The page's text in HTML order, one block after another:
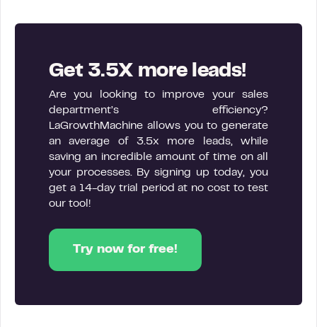
Get 3.5X more leads!
Are you looking to improve your sales
department’s efficiency?
LaGrowthMachine allows you to generate
an average of 3.5x more leads, while
saving an incredible amount of time on all
your processes. By signing up today, you
get a 14-day trial period at no cost to test
our tool!
Try now for free!